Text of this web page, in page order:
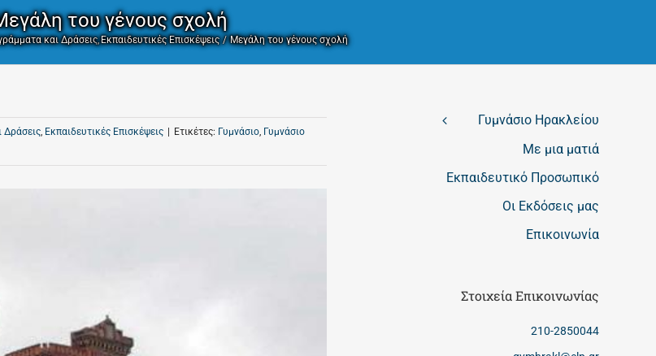
του γένους σχολή
και Δράσεις Εκπαιδευτικές Επισκέψεις Μεγάλη του γένους σχολή
Δράσεις, Εκπαιδευτικές Επισκέψεις Ετικέτες: Γυμνάσιο, Γυμνάσιο
Γυμνάσιο Ηρακλείου
Με μια ματιά
Εκπαιδευτικό Προσωπικό
Οι Εκδόσεις μας
Επικοινωνία
Στοιχεία Επικοινωνίας
210-2850044